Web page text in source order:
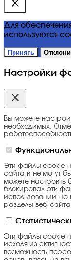
Для
используются
Принять
Настройки
Вы можете
необходимых.
Эти файлы cookie
сайта и не могут
можете настроить
блокировал эти
использовании, но
разделы веб-сайта
Эти файлы cookie
исходя из
возможность